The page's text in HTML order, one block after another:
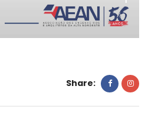
Share: